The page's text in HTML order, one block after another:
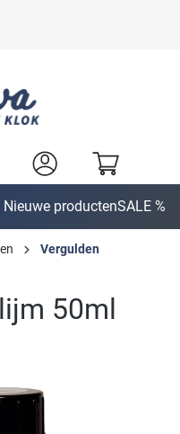
Nieuwe productenSALE %
Vergulden
50ml